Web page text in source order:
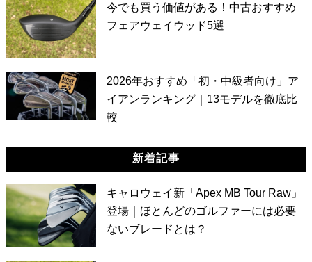
今でも買う価値がある！中古おすすめ
フェアウェイウッド5選
2026年おすすめ「初・中級者向け」ア
イアンランキング｜13モデルを徹底比
較
新着記事
キャロウェイ新「Apex MB Tour Raw」
登場｜ほとんどのゴルファーには必要
ないブレードとは？